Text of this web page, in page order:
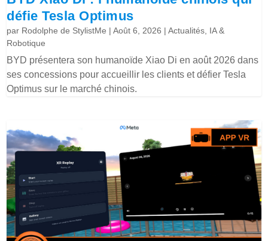
défie Tesla Optimus
par Rodolphe de StylistMe |Août 6, 2026 |Actualités IA &
Robotique
BYD présentera son humanoïde Xiao Di en août 2026 dans
ses concessions pour accueillir les clients et défier Tesla
Optimus sur le marché chinois.